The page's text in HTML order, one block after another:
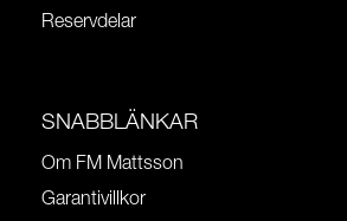
Reservdelar
SNABBLÄNKAR
Om FM Mattsson
Garantivillkor